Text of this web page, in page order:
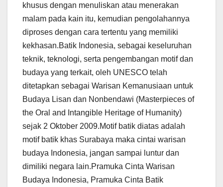
khusus dengan menuliskan atau menerakan
malam pada kain itu, kemudian pengolahannya
diproses dengan cara tertentu yang memiliki
kekhasan.Batik Indonesia, sebagai keseluruhan
teknik, teknologi, serta pengembangan motif dan
budaya yang terkait, oleh UNESCO telah
ditetapkan sebagai Warisan Kemanusiaan untuk
Budaya Lisan dan Nonbendawi (Masterpieces of
the Oral and Intangible Heritage of Humanity)
sejak 2 Oktober 2009.Motif batik diatas adalah
motif batik khas Surabaya maka cintai warisan
budaya Indonesia, jangan sampai luntur dan
dimiliki negara lain.Pramuka Cinta Warisan
Budaya Indonesia, Pramuka Cinta Batik